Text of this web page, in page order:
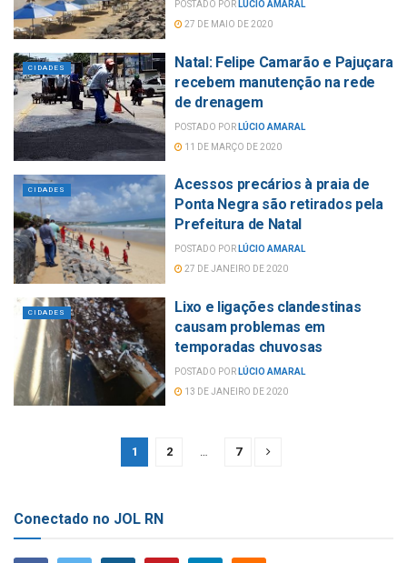
POSTADO POR LÚCIO AMARAL
27 DE MAIO DE 2020
CIDADES
Natal: Felipe Camarão e Pajuçara
recebem manutenção na rede
de drenagem
POSTADO POR LÚCIO AMARAL
11 DE MARÇO DE 2020
CIDADES
Acessos precários à praia de
Ponta Negra são retirados pela
Prefeitura de Natal
POSTADO POR LÚCIO AMARAL
27 DE JANEIRO DE 2020
CIDADES
Lixo e ligações clandestinas
causam problemas em
temporadas chuvosas
POSTADO POR LÚCIO AMARAL
13 DE JANEIRO DE 2020
1 2 … 7
Conectado no JOL RN